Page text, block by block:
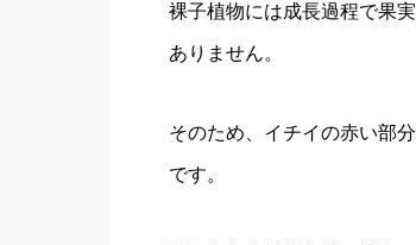
裸子植物には成長過程で果
ありません。
そのため、イチイの赤い部
です。